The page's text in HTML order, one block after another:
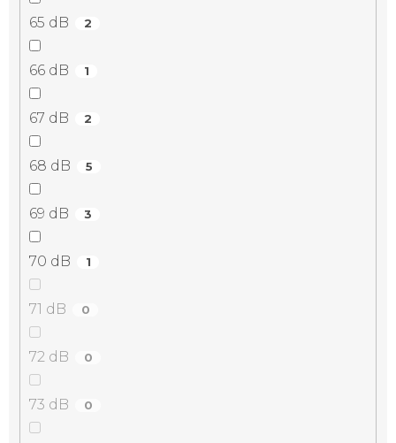
65 dB 2
66 dB 1
67 dB 2
68 dB 5
69 dB 3
70 dB 1
71 dB 0
72 dB 0
73 dB 0